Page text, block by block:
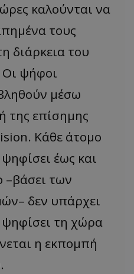
καλούνται να
τους
διάρκεια του
Οι ψήφοι
μέσω
της επίσημης
Κάθε άτομο
έως και
–βάσει των
δεν υπάρχει
τη χώρα
η εκπομπή